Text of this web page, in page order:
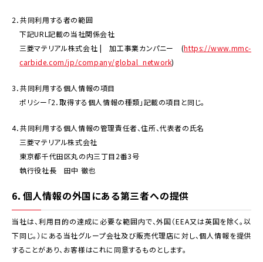
2．共同利用する者の範囲
下記URL記載の当社関係会社
三菱マテリアル株式会社 | 加工事業カンパニー (https://www.mmc-
carbide.com/jp/company/global_network)
3．共同利用する個人情報の項目
ポリシー「2．取得する個人情報の種類」記載の項目と同じ。
4．共同利用する個人情報の管理責任者、住所、代表者の氏名
三菱マテリアル株式会社
東京都千代田区丸の内三丁目2番3号
執行役社長 田中 徹也
6．個人情報の外国にある第三者への提供
当社は、利用目的の達成に必要な範囲内で、外国（EEA又は英国を除く。以
下同じ。）にある当社グループ会社及び販売代理店に対し、個人情報を提供
することがあり、お客様はこれに同意するものとします。